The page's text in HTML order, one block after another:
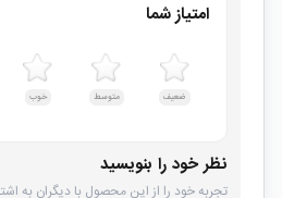
امتیاز شما
ضعیف متوسط خوب
نظر خود را بنویسید
تجربه خود را از این محصول با دیگران به